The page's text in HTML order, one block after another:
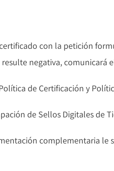
con la petición
negativa, comunicará
de Certificación y
de Sellos Digitales de
complementaria le